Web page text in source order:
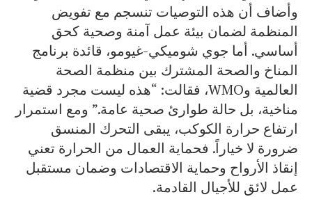
وأضاف أن هذه التوصيات تنسجم مع تفويض
المنظمة لضمان بيئة عمل آمنة وصحية كحق
أساسي. أما جوي شوميكي-غيومو، قائدة برنامج
المناخ والصحة المشترك بين منظمة الصحة
العالمية وWMO، فقالت: “هذه ليست مجرد قضية
مناخية، بل حالة طوارئ صحية عامة.” ومع استمرار
ارتفاع حرارة الكوكب، يبقى التحرك المنسق
ضرورة لا خياراً. فحماية العمال من الحرارة تعني
إنقاذ الأرواح وحماية الاقتصادات وضمان مستقبل
عمل لائق للأجيال القادمة.